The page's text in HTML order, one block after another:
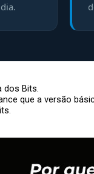
dos Bits.
que a versão